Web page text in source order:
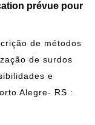
prévue pour
de métodos
de surdos
e
Alegre- RS :